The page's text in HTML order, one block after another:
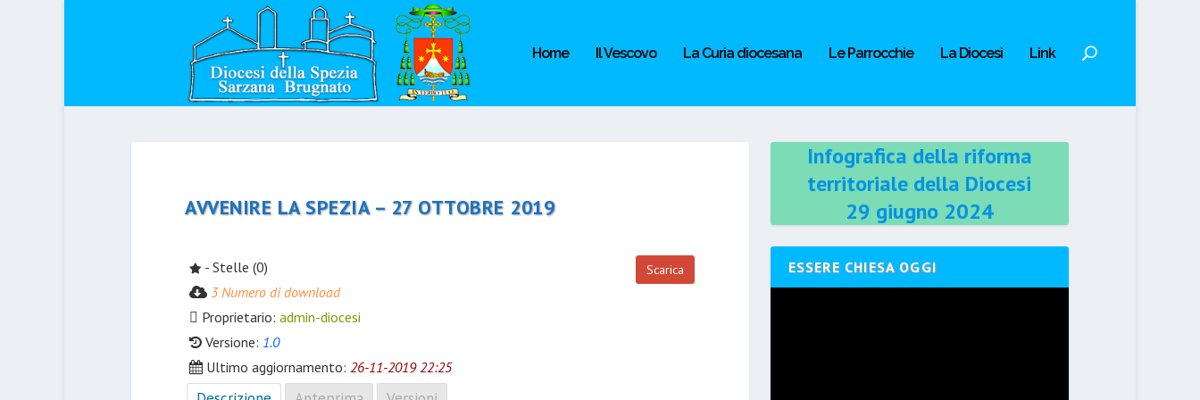
Home Il Vescovo La Curia diocesana Le Parrocchie La Diocesi Link
AVVENIRE LA SPEZIA – 27 OTTOBRE 2019
Scarica
- Stelle (0)
3 Numero di download
Proprietario: admin-diocesi
Versione: 1.0
Ultimo aggiornamento: 26-11-2019 22:25
Infografica della riforma
territoriale della Diocesi
29 giugno 2024
ESSERE CHIESA OGGI